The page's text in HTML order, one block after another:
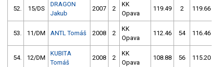
52. 15/DS
DRAGON
Jakub
2007 2
KK
Opava
119.49 2 119.66
53. 11/DM ANTL Tomáš 2008 2
KK
Opava
112.46 54 116.46
54. 12/DM
KUBITA
Tomáš
2008 2
KK
Opava
108.88 56 115.20